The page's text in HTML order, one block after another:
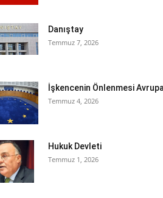
Danıştay
Temmuz 7, 2026
İşkencenin Önlenmesi
Temmuz 4, 2026
Hukuk Devleti
Temmuz 1, 2026